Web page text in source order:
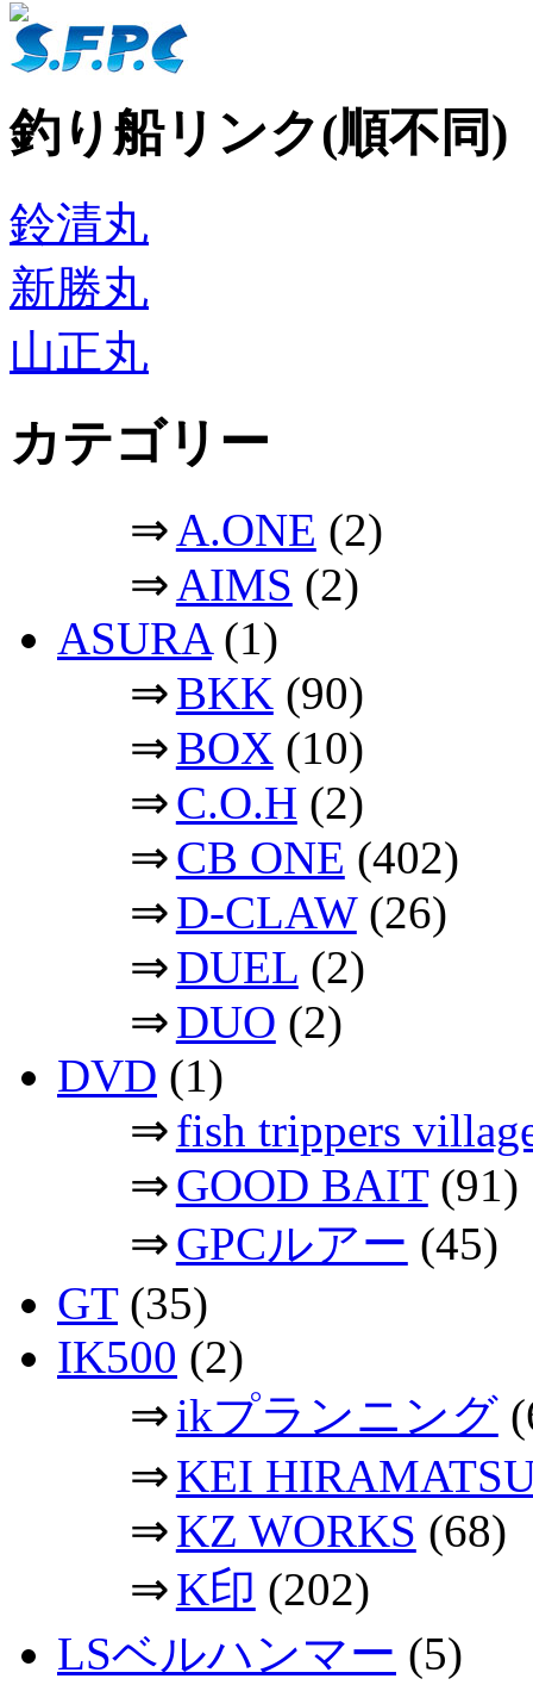
釣り船リンク(順不同)
鈴清丸
新勝丸
山正丸
カテゴリー
⇒A.ONE (2)
⇒AIMS (2)
ASURA(1)
⇒BKK (90)
⇒BOX (10)
⇒C.O.H (2)
⇒CB ONE (402)
⇒D-CLAW(26)
⇒DUEL (2)
⇒DUO (2)
DVD (1)
⇒fish trippers
⇒GOOD BAIT(91)
⇒GPCルアー (45)
GT(35)
IK500 (2)
⇒ikプランニング
⇒KEI
⇒KZ WORKS (68)
⇒K印 (202)
LSベルハンマー (5)